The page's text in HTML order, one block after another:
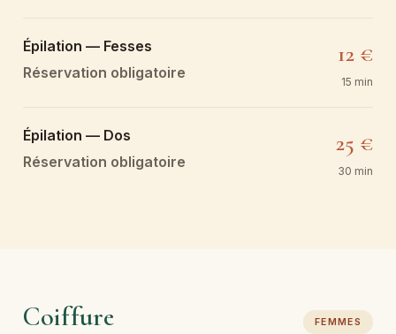
Épilation — Fesses
Réservation obligatoire
12 €
15 min
Épilation — Dos
Réservation obligatoire
25 €
30 min
Coiffure FEMMES